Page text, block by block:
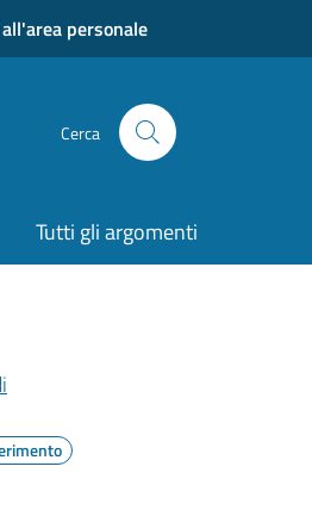
personale
Cerca
Tutti gli argomenti